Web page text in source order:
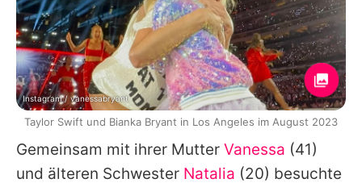
Gemeinsam mit ihrer Mutter Vanessa (41)
und älteren Schwester Natalia (20) besuchte
Instagram / vanessabryant
Taylor Swift und Bianka Bryant in Los Angeles im August 2023